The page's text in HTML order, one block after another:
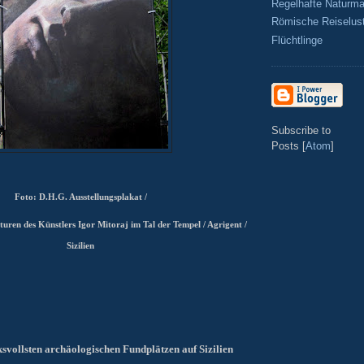
Foto: D.H.G. Ausstellungsplakat /
des Künstlers Igor Mitoraj im Tal der Tempel / Agrigent /
Sizilien
archäologischen Fundplätzen auf Sizilien
Regelhafte
Römische
Flüchtlinge
Subscribe to
Posts [Atom]